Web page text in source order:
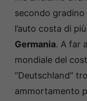
secondo gradino
l’auto costa di
Germania. A far
mondiale del
“Deutschland”
ammortamento